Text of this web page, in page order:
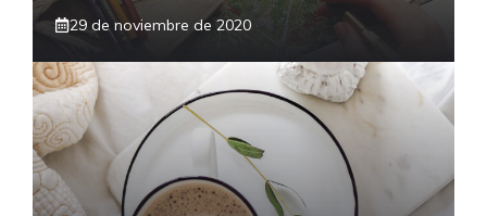
29 de noviembre de 2020